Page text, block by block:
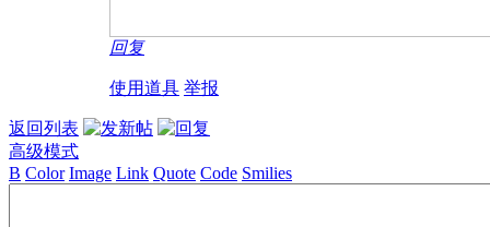
回复
使用道具 举报
返回列表
高级模式
B Color Image Link Quote Code Smilies